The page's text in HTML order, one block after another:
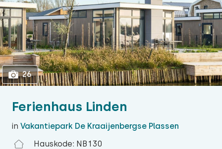
Ferienhaus Linden
in Vakantiepark De Kraaijenbergse Plassen
Hauskode: NB130
26